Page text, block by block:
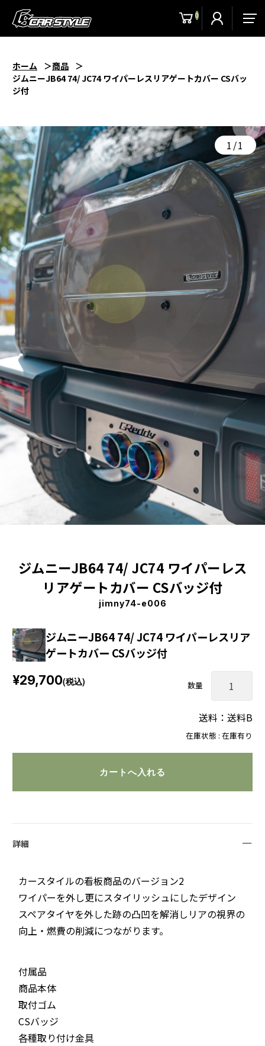
0
ホーム
商品
ジムニーJB64 74/ JC74 ワイパーレスリアゲートカバー CSバッ
ジ付
1/1
ジムニーJB64 74/ JC74 ワイパーレス
リアゲートカバー CSバッジ付
jimny74-e006
ジムニーJB64 74/ JC74 ワイパーレスリア
ゲートカバー CSバッジ付
在庫状態 : 在庫有り
¥29,700(税込) 数量
送料：送料B
詳細
カースタイルの看板商品のバージョン2
ワイパーを外し更にスタイリッシュにしたデザイン
スペアタイヤを外した跡の凸凹を解消しリアの視界の
向上・燃費の削減につながります。
付属品
商品本体
取付ゴム
CSバッジ
各種取り付け金具